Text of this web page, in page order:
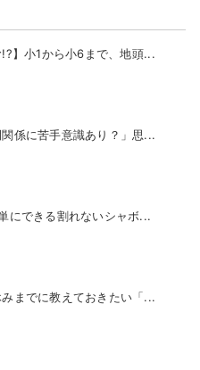
!?】小1から小6まで、地頭...
関係に苦手意識あり？」思...
にできる割れないシャボ...
までに教えておきたい「...